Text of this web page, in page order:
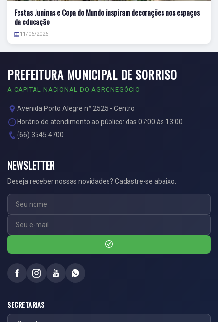
Festas Juninas e Copa do Mundo inspiram decorações nos espaços
da educação
11/06/2026
PREFEITURA MUNICIPAL DE SORRISO
A CAPITAL NACIONAL DO AGRONEGÓCIO
Avenida Porto Alegre nº 2525 - Centro
Horário de atendimento ao público: das 07:00 às 13:00
(66) 3545 4700
NEWSLETTER
Deseja receber nossas novidades? Cadastre-se abaixo.
SECRETARIAS